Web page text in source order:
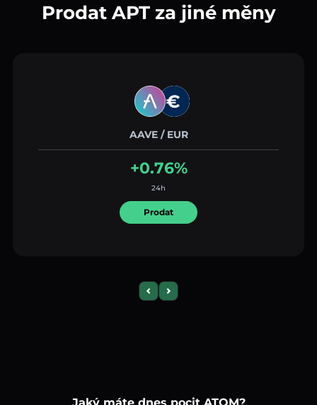
Prodat APT za jiné měny
AAVE / EUR
+0.76%
24h
Prodat
Previous slide
Next slide
Jaký máte dnes pocit ATOM?